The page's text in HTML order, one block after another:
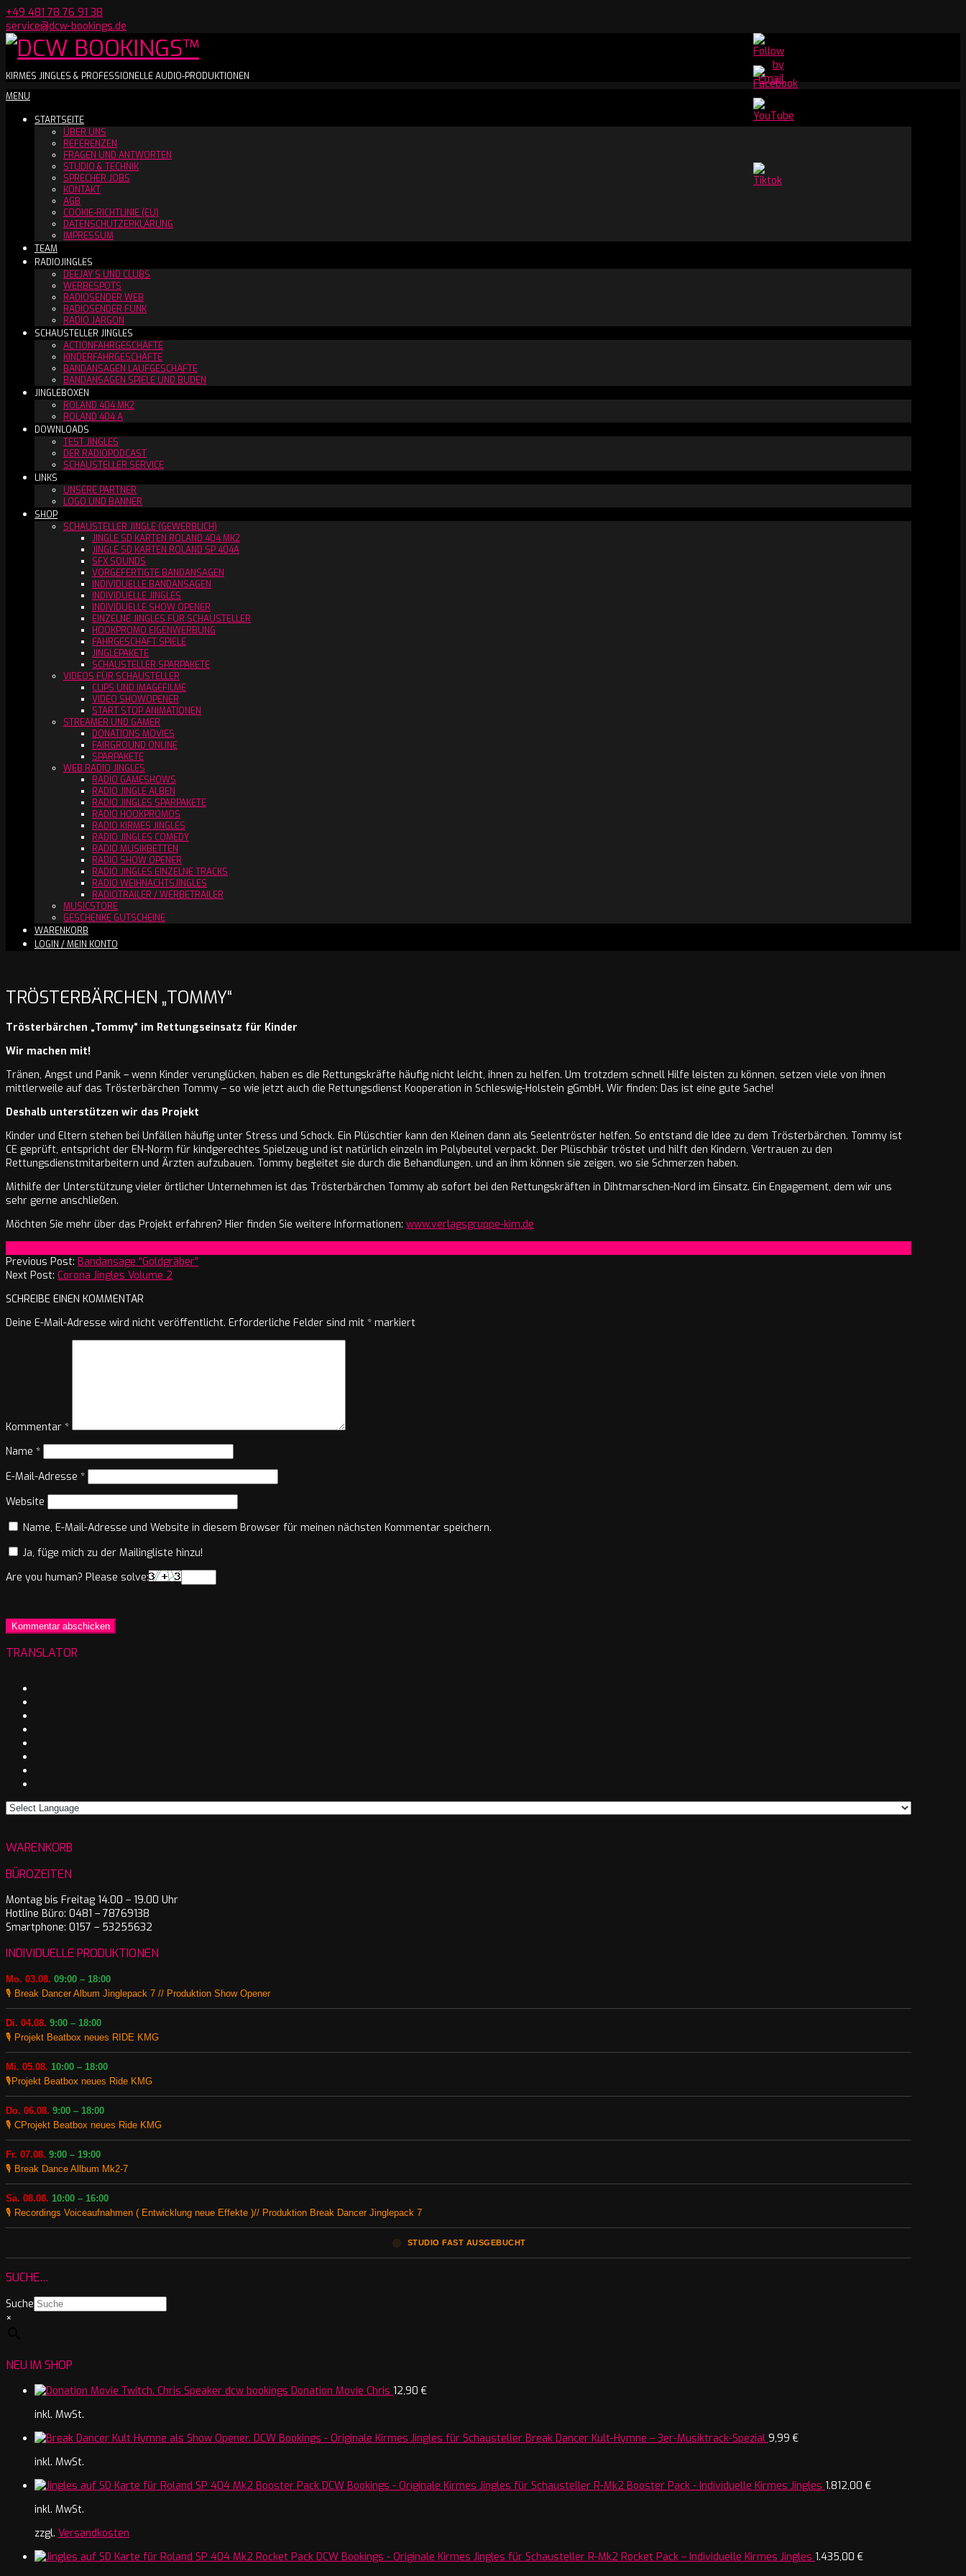
Skip
to
content
+49 481 78 76 91 38
service@dcw-bookings.de
Youtube
Channel
DCW
BOOKINGS™
KIRMES JINGLES & PROFESSIONELLE AUDIO-PRODUKTIONEN
Secondary
Menu
MENU
STARTSEITE
ÜBER UNS
REFERENZEN
FRAGEN UND ANTWORTEN
STUDIO & TECHNIK
SPRECHER JOBS
KONTAKT
AGB
COOKIE-RICHTLINIE (EU)
DATENSCHUTZERKLÄRUNG
IMPRESSUM
TEAM
RADIOJINGLES
DEEJAY´S UND CLUBS
WERBESPOTS
RADIOSENDER WEB
RADIOSENDER FUNK
RADIO JARGON
SCHAUSTELLER JINGLES
ACTIONFAHRGESCHÄFTE
KINDERFAHRGESCHÄFTE
BANDANSAGEN LAUFGESCHÄFTE
BANDANSAGEN SPIELE UND BUDEN
JINGLEBOXEN
ROLAND 404 MK2
ROLAND 404 A
DOWNLOADS
TEST JINGLES
DER RADIOPODCAST
SCHAUSTELLER SERVICE
LINKS
UNSERE PARTNER
LOGO UND BANNER
SHOP
SCHAUSTELLER JINGLE (GEWERBLICH)
JINGLE SD KARTEN ROLAND 404 MK2
JINGLE SD KARTEN ROLAND SP 404A
SFX SOUNDS
VORGEFERTIGTE BANDANSAGEN
INDIVIDUELLE BANDANSAGEN
INDIVIDUELLE JINGLES
INDIVIDUELLE SHOW OPENER
EINZELNE JINGLES FÜR SCHAUSTELLER
HOOKPROMO EIGENWERBUNG
FAHRGESCHÄFT SPIELE
JINGLEPAKETE
SCHAUSTELLER SPARPAKETE
VIDEOS FÜR SCHAUSTELLER
CLIPS UND IMAGEFILME
VIDEO SHOWOPENER
START STOP ANIMATIONEN
STREAMER UND GAMER
DONATIONS MOVIES
FAIRGROUND ONLINE
SPARPAKETE
WEB RADIO JINGLES
RADIO GAMESHOWS
RADIO JINGLE ALBEN
RADIO JINGLES SPARPAKETE
RADIO HOOKPROMOS
RADIO KIRMES JINGLES
RADIO JINGLES COMEDY
RADIO MUSIKBETTEN
RADIO SHOW OPENER
RADIO JINGLES EINZELNE TRACKS
RADIO WEIHNACHTSJINGLES
RADIOTRAILER / WERBETRAILER
MUSICSTORE
GESCHENKE GUTSCHEINE
WARENKORB
LOGIN / MEIN KONTO
TRÖSTERBÄRCHEN „TOMMY“
Trösterbärchen „Tommy“ im Rettungseinsatz für Kinder
Wir machen mit!
Tränen, Angst und Panik – wenn Kinder verunglücken, haben es die Rettungskräfte häufig nicht leicht, ihnen zu helfen. Um trotzdem schnell Hilfe leisten zu können, setzen viele von ihnen
mittlerweile auf das Trösterbärchen Tommy – so wie jetzt auch die Rettungsdienst Kooperation in Schleswig-Holstein gGmbH. Wir finden: Das ist eine gute Sache!
Deshalb unterstützen wir das Projekt
Kinder und Eltern stehen bei Unfällen häufig unter Stress und Schock. Ein Plüschtier kann den Kleinen dann als Seelentröster helfen. So entstand die Idee zu dem Trösterbärchen. Tommy ist
CE geprüft, entspricht der EN-Norm für kindgerechtes Spielzeug und ist natürlich einzeln im Polybeutel verpackt. Der Plüschbär tröstet und hilft den Kindern, Vertrauen zu den
Rettungsdienstmitarbeitern und Ärzten aufzubauen. Tommy begleitet sie durch die Behandlungen, und an ihm können sie zeigen, wo sie Schmerzen haben.
Mithilfe der Unterstützung vieler örtlicher Unternehmen ist das Trösterbärchen Tommy ab sofort bei den Rettungskräften in Dihtmarschen-Nord im Einsatz. Ein Engagement, dem wir uns
sehr gerne anschließen.
Möchten Sie mehr über das Projekt erfahren? Hier finden Sie weitere Informationen: www.verlagsgruppe-kim.de
04-
22
Previous Post: Bandansage “Goldgräber”
Next Post: Corona Jingles Volume 2
SCHREIBE EINEN KOMMENTAR
Deine E-Mail-Adresse wird nicht veröffentlicht. Erforderliche Felder sind mit * markiert
Kommentar *
Name *
E-Mail-Adresse *
Website
Name, E-Mail-Adresse und Website in diesem Browser für meinen nächsten Kommentar speichern.
Ja, füge mich zu der Mailingliste hinzu!
Are you human? Please solve:
TRANSLATOR
WARENKORB
BÜROZEITEN
Montag bis Freitag 14.00 – 19.00 Uhr
Hotline Büro: 0481 – 78769138
Smartphone: 0157 – 53255632
INDIVIDUELLE PRODUKTIONEN
Mo. 03.08. 09:00 – 18:00
🎙️ Break Dancer Album Jinglepack 7 // Produktion Show Opener
Di. 04.08. 9:00 – 18:00
🎙️ Projekt Beatbox neues RIDE KMG
Mi. 05.08. 10:00 – 18:00
🎙️Projekt Beatbox neues Ride KMG
Do. 06.08. 9:00 – 18:00
🎙️ CProjekt Beatbox neues Ride KMG
Fr. 07.08. 9:00 – 19:00
🎙️ Break Dance Allbum Mk2-7
Sa. 08.08. 10:00 – 16:00
🎙️ Recordings Voiceaufnahmen ( Entwicklung neue Effekte )// Produktion Break Dancer Jinglepack 7
🟠 STUDIO FAST AUSGEBUCHT
SUCHE…
Suche
×
NEU IM SHOP
Donation Movie Chris 12,90 €
inkl. MwSt.
Break Dancer Kult-Hymne – 3er-Musiktrack-Spezial 9,99 €
inkl. MwSt.
R-Mk2 Booster Pack - Individuelle Kirmes Jingles 1.812,00 €
inkl. MwSt.
zzgl. Versandkosten
R-Mk2 Rocket Pack – Individuelle Kirmes Jingles 1.435,00 €